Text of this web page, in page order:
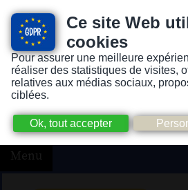
Ce site Web
cookies
Pour assurer une meilleure
réaliser des statistiques de visites,
relatives aux médias sociaux,
ciblées.
Version pour personnes mal-
Menu